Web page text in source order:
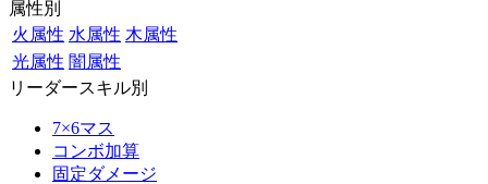
属性別
火属性 水属性 木属性
光属性 闇属性
リーダースキル別
7×6マス
コンボ加算
固定ダメージ